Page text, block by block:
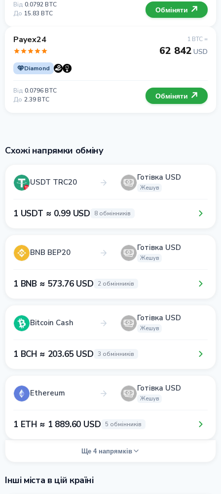
Від 0.0792 BTC
До 15.83 BTC Обміняти
Payex24
Diamond
1 BTC =
62 842 USD
Від 0.0796 BTC
До 2.39 BTC Обміняти
Схожі напрямки обміну
USDT TRC20 Готівка USD
Жешув
1 USDT ≈ 0.99 USD 8 обмінників
BNB BEP20 Готівка USD
Жешув
1 BNB ≈ 573.76 USD 2 обмінників
Bitcoin Cash Готівка USD
Жешув
1 BCH ≈ 203.65 USD 3 обмінників
Ethereum Готівка USD
Жешув
1 ETH ≈ 1 889.60 USD 5 обмінників
Ще 4 напрямків
Інші міста в цій країні